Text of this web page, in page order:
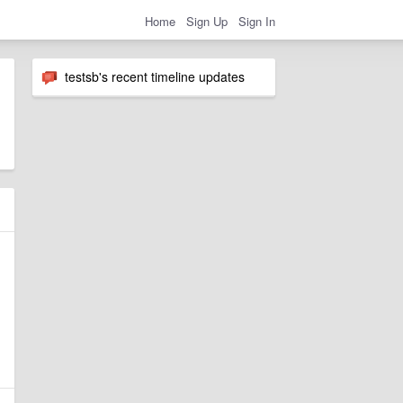
Home Sign Up Sign In
testsb's recent timeline updates